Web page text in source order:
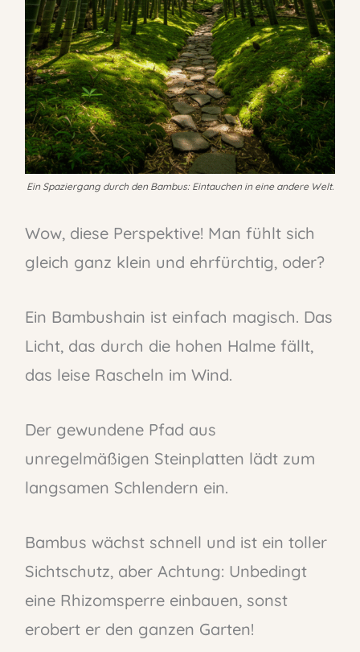
Ein Spaziergang durch den Bambus: Eintauchen in eine andere Welt.
Wow, diese Perspektive! Man fühlt sich
gleich ganz klein und ehrfürchtig, oder?
Ein Bambushain ist einfach magisch. Das
Licht, das durch die hohen Halme fällt,
das leise Rascheln im Wind.
Der gewundene Pfad aus
unregelmäßigen Steinplatten lädt zum
langsamen Schlendern ein.
Bambus wächst schnell und ist ein toller
Sichtschutz, aber Achtung: Unbedingt
eine Rhizomsperre einbauen, sonst
erobert er den ganzen Garten!